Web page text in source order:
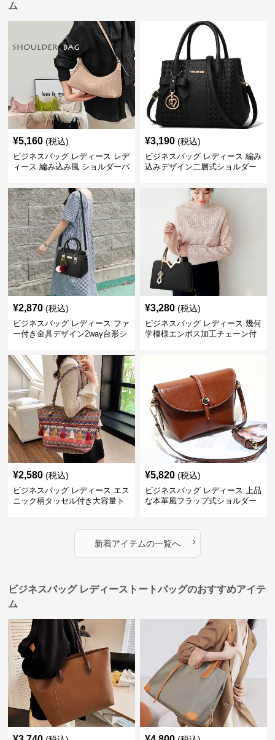
ム
¥5,160 (税込)
ビジネスバッグ レディース レデ
ィース 編み込み風 ショルダーバ
¥3,190 (税込)
ビジネスバッグ レディース 編み
込みデザイン二層式ショルダー
¥2,870 (税込)
ビジネスバッグ レディース ファ
ー付き金具デザイン2way台形シ
¥3,280 (税込)
ビジネスバッグ レディース 幾何
学模様エンボス加工チェーン付
¥2,580 (税込)
ビジネスバッグ レディース エス
ニック柄タッセル付き大容量ト
¥5,820 (税込)
ビジネスバッグ レディース 上品
な本革風フラップ式ショルダー
新着アイテムの一覧へ ›
ビジネスバッグ レディーストートバッグのおすすめアイテ
ム